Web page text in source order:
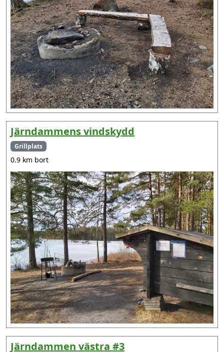
Järndammens vindskydd
Grillplats
0.9 km bort
Järndammen västra #3